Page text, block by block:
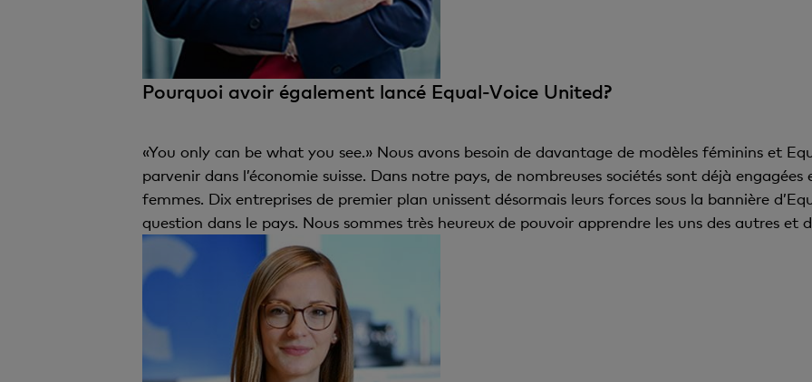
Pourquoi avoir également lancé Equal-Voice United?
«You only can be what you see.» Nous avons besoin de davantage de modèles féminins et
parvenir dans l’économie suisse. Dans notre pays, de nombreuses sociétés sont déjà
femmes. Dix entreprises de premier plan unissent désormais leurs forces sous la bannière
question dans le pays. Nous sommes très heureux de pouvoir apprendre les uns des autres et